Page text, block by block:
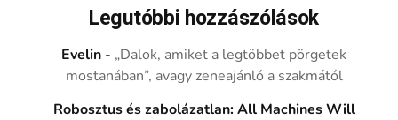
Legutóbbi hozzászólások
Evelin - „Dalok, amiket a legtöbbet pörgetek
mostanában”, avagy zeneajánló a szakmától
Robosztus és zabolázatlan: All Machines Will